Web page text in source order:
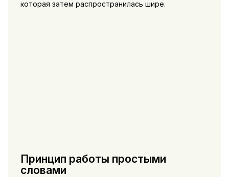
которая затем распространилась шире.
Принцип работы простыми
словами